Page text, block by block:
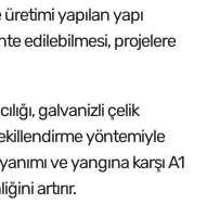
yapılan yapı
edilebilmesi, projelere
galvanizli çelik
yöntemiyle
ve yangına karşı A1
artırır.